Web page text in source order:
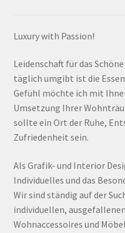
Luxury with Passion!
Leidenschaft für das
täglich umgibt ist die
Gefühl möchte ich mit
Umsetzung Ihrer
sollte ein Ort der Ruhe,
Zufriedenheit sein.
Als Grafik- und Interior
Individuelles und das
Wir sind ständig auf der
individuellen,
Wohnaccessoires und